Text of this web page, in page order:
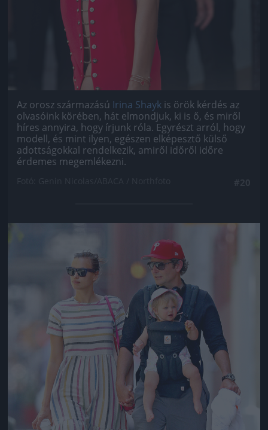
Az orosz származású Irina Shayk is örök kérdés az
olvasóink körében, hát elmondjuk, ki is ő, és miről
híres annyira, hogy írjunk róla. Egyrészt arról, hogy
modell, és mint ilyen, egészen elképesztő külső
adottságokkal rendelkezik, amiről időről időre
érdemes megemlékezni.
Jön még kép!